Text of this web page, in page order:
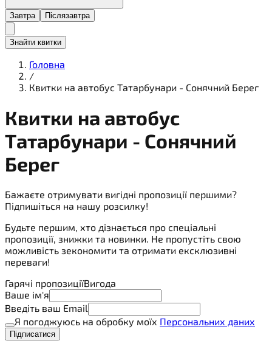
Завтра Післязавтра
Знайти квитки
Головна
/
Квитки на автобус Татарбунари - Сонячний Берег
Квитки на автобус
Татарбунари - Сонячний
Берег
Бажаєте отримувати вигідні пропозиції першими?
Підпишіться на нашу розсилку!
Будьте першим, хто дізнається про спеціальні
пропозиції, знижки та новинки. Не пропустіть свою
можливість зекономити та отримати ексклюзивні
переваги!
Гарячі пропозиціїВигода
Ваше ім'я
Введіть ваш Email
Я погоджуюсь на обробку моїх Персональних даних
Підписатися